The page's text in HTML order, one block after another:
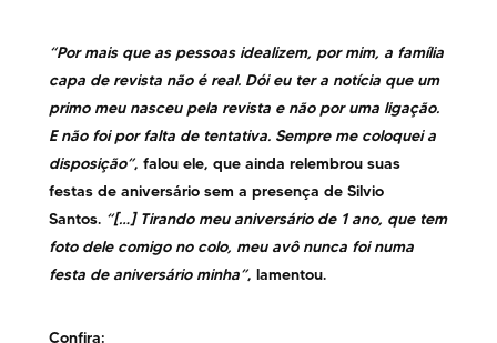
“Por mais que as pessoas idealizem, por mim, a família
capa de revista não é real. Dói eu ter a notícia que um
primo meu nasceu pela revista e não por uma ligação.
E não foi por falta de tentativa. Sempre me coloquei a
disposição”, falou ele, que ainda relembrou suas
festas de aniversário sem a presença de Silvio
Santos. “[…] Tirando meu aniversário de 1 ano, que tem
foto dele comigo no colo, meu avô nunca foi numa
festa de aniversário minha”, lamentou.
Confira: